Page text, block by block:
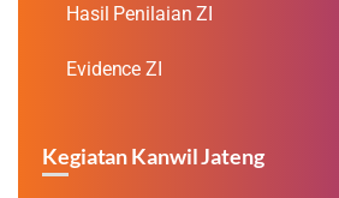
Hasil Penilaian ZI
Evidence ZI
Kegiatan Kanwil Jateng